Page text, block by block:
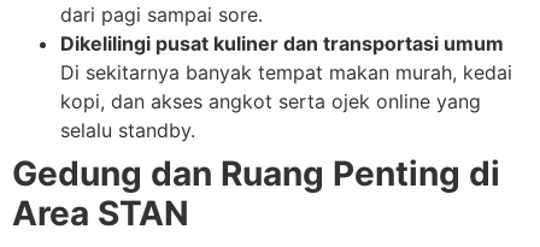
dari pagi sampai sore.
Dikelilingi pusat kuliner dan transportasi umum
Di sekitarnya banyak tempat makan murah, kedai
kopi, dan akses angkot serta ojek online yang
selalu standby.
Gedung dan Ruang Penting di
Area STAN